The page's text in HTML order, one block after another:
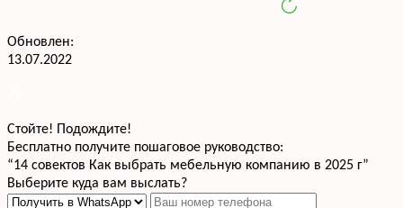
Обновлен:
13.07.2022
Стойте! Подождите!
Бесплатно получите пошаговое руководство:
“14 совектов Как выбрать мебельную компанию в 2025 г”
Выберите куда вам выслать?